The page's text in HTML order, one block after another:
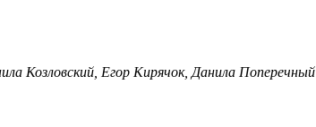
Козловский, Егор Кирячок, Данила Поперечный